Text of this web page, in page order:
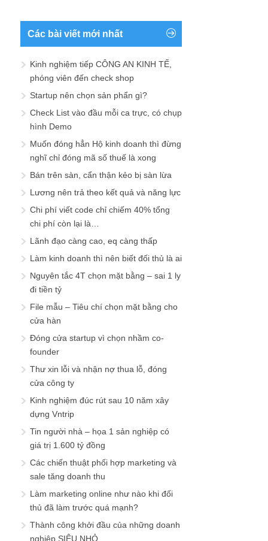
Các bài viết mới nhất
Kinh nghiệm tiếp CÔNG AN KINH TẾ,
phóng viên đến check shop
Startup nên chọn sản phẩn gì?
Check List vào đầu mỗi ca trực, có chụp
hình Demo
Muốn đóng hẳn Hộ kinh doanh thì đừng
nghĩ chỉ đóng mã số thuế là xong
Bán trên sàn, cẩn thận kẻo bị sàn lừa
Lương nên trả theo kết quả và năng lực
Chi phí viết code chỉ chiếm 40% tổng
chi phí còn lại là…
Lãnh đạo càng cao, eq càng thấp
Làm kinh doanh thì nên biết đối thủ là ai
Nguyên tắc 4T chọn mặt bằng – sai 1 ly
đi tiền tỷ
File mẫu – Tiêu chí chọn mặt bằng cho
cửa hàn
Đóng cửa startup vì chọn nhầm co-
founder
Thư xin lỗi và nhận nợ thua lỗ, đóng
cửa công ty
Kinh nghiệm đúc rút sau 10 năm xây
dựng Vntrip
Tin người nhà – họa 1 sản nghiệp có
giá trị 1.600 tỷ đồng
Các chiến thuật phối hợp marketing và
sale tăng doanh thu
Làm marketing online như nào khi đối
thủ đã làm trước quá mạnh?
Thành công khởi đầu của những doanh
nghiệp SIÊU NHỎ